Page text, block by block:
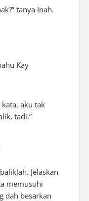
tanya Inah.
Kay
aku tak
tadi.”
Jelaskan
memusuhi
dah besarkan